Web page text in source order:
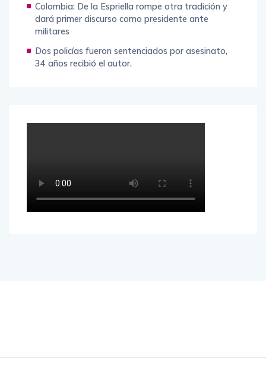
Colombia: De la Espriella rompe otra tradición y
dará primer discurso como presidente ante
militares
Dos policías fueron sentenciados por asesinato,
34 años recibió el autor.